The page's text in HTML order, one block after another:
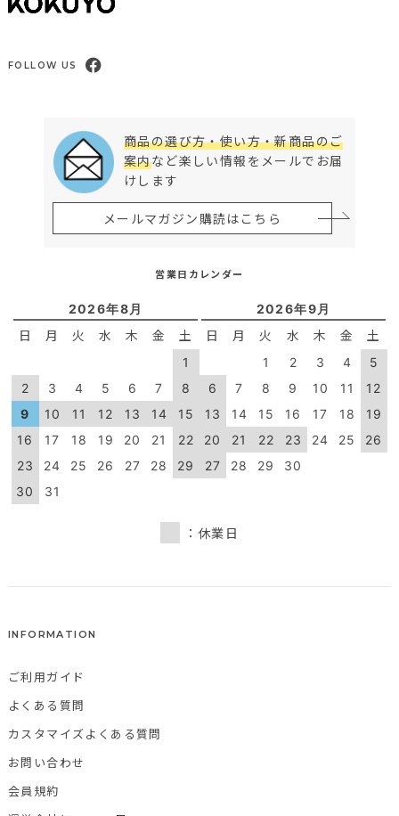
FOLLOW US
商品の選び方・使い方・新商品のご
案内など楽しい情報をメールでお届
けします
メールマガジン購読はこちら
営業日カレンダー
2026年8月
日 月 火 水 木 金 土
1
2
3 4 5 6 7
8
9
10 11 12 13 14
15
16
17 18 19 20 21
22
23
24 25 26 27 28
29
30
31
2026年9月
日 月 火 水 木 金 土
1 2 3 4
5
6
7 8 9 10 11
12
13
14 15 16 17 18
19
20
21 22 23 24 25
26
27
28 29 30
：休業日
INFORMATION
ご利用ガイド
よくある質問
カスタマイズよくある質問
お問い合わせ
会員規約